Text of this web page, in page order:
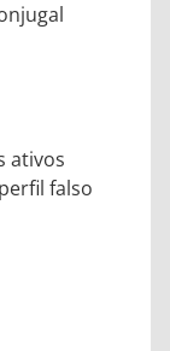
ativos
falso